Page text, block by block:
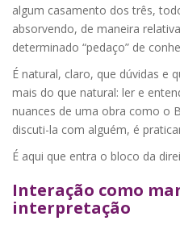
algum casamento dos três,
absorvendo, de maneira
determinado “pedaço” de
É natural, claro, que dúvidas e
mais do que natural: ler e
nuances de uma obra como o
discuti-la com alguém, é
É aqui que entra o bloco da
Interação como
interpretação